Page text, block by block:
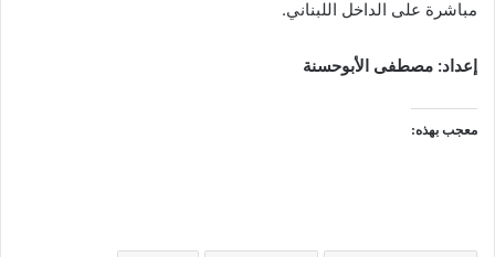
مباشرة على الداخل اللبناني.
إعداد: مصطفى الأبوحسنة
معجب بهذه: